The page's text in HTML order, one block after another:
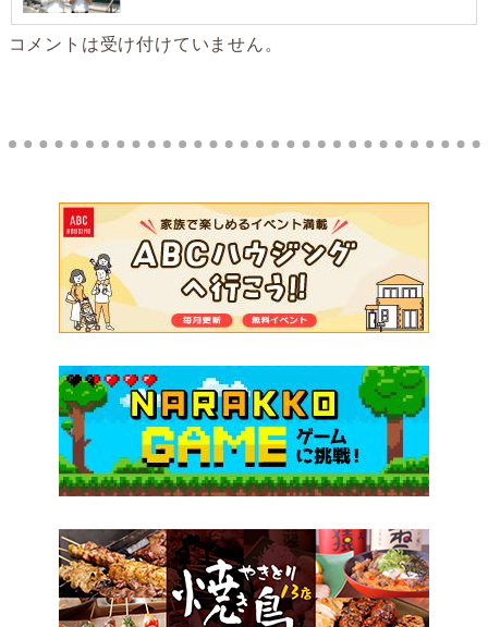
コメントは受け付けていません。